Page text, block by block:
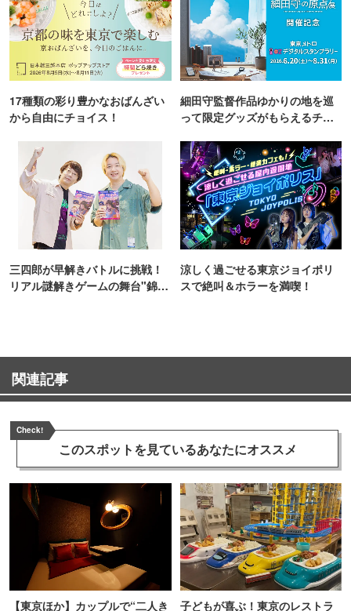
17種類の彩り豊かなおばんざい
から自由にチョイス！
細田守監督作品ゆかりの地を巡
って限定グッズがもらえるチャ
三四郎が早解きバトルに挑戦！
リアル謎解きゲームの舞台"錦糸
涼しく過ごせる東京ジョイポリ
スで絶叫＆ホラーを満喫！
関連記事
Check!
このスポットを見ているあなたにオススメ
【東京ほか】カップルで“二人き
子どもが喜ぶ！東京のレストラ